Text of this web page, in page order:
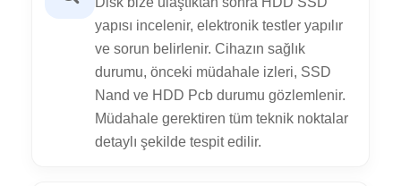
yapısı incelenir, elektronik testler yapılır
ve sorun belirlenir. Cihazın sağlık
durumu, önceki müdahale izleri, SSD
Nand ve HDD Pcb durumu gözlemlenir.
Müdahale gerektiren tüm teknik noktalar
detaylı şekilde tespit edilir.